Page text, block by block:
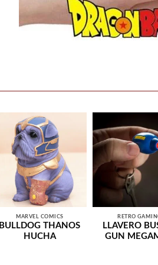
MARVEL COMICS
BULLDOG THANOS
HUCHA
RETRO
LLAVERO
GUN